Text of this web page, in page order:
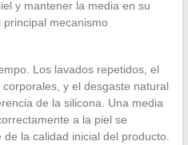
y mantener la media en su
mecanismo
Los lavados repetidos, el
y el desgaste natural
de la silicona. Una media
a la piel se
la calidad inicial del producto.